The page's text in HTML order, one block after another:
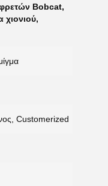
Bobcat,
χιονιού,
Customerized